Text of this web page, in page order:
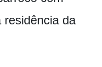
da